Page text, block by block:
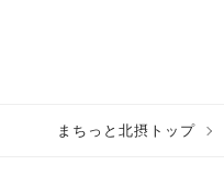
まちっと北摂トップ